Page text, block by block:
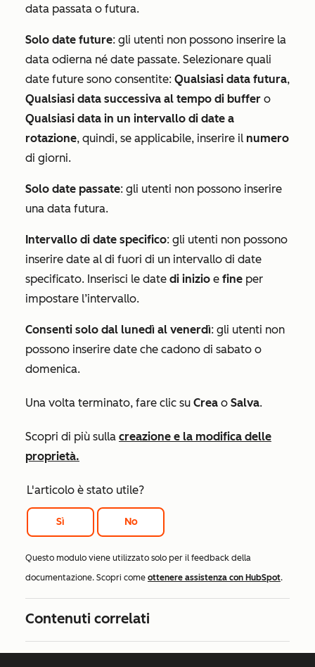
data passata o futura.
Solo date future: gli utenti non possono inserire la
data odierna né date passate. Selezionare quali
date future sono consentite: Qualsiasi data futura,
Qualsiasi data successiva al tempo di buffer o
Qualsiasi data in un intervallo di date a
rotazione, quindi, se applicabile, inserire il numero
di giorni.
Solo date passate: gli utenti non possono inserire
una data futura.
Intervallo di date specifico: gli utenti non possono
inserire date al di fuori di un intervallo di date
specificato. Inserisci le date di inizio e fine per
impostare l’intervallo.
Consenti solo dal lunedì al venerdì: gli utenti non
possono inserire date che cadono di sabato o
domenica.
Una volta terminato, fare clic su Crea o Salva.
Scopri di più sulla creazione e la modifica delle
proprietà.
L'articolo è stato utile?
Sì No
Questo modulo viene utilizzato solo per il feedback della
documentazione. Scopri come ottenere assistenza con HubSpot.
Contenuti correlati